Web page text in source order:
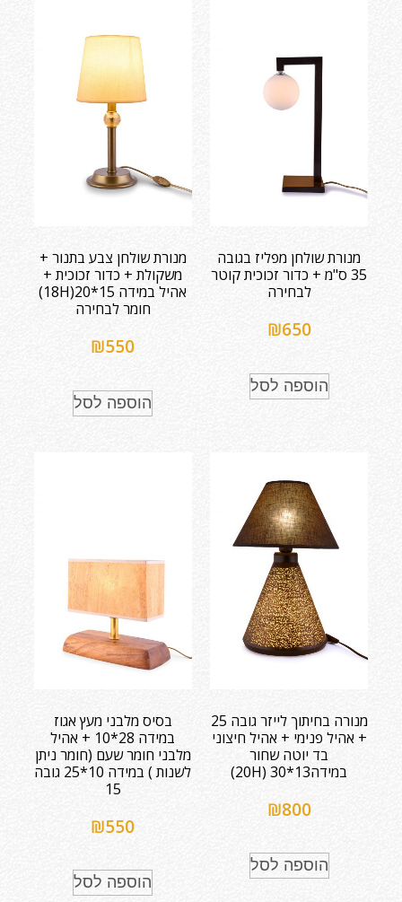
מנורת שולחן מפליז בגובה
35 ס"מ + כדור זכוכית קוטר
לבחירה
₪650
הוספה לסל
מנורת שולחן צבע בתנור +
משקולת + כדור זכוכית +
אהיל במידה 15*20(18H)
חומר לבחירה
₪550
הוספה לסל
מנורה בחיתוך לייזר גובה 25
+ אהיל פנימי + אהיל חיצוני
בד יוטה שחור
במידה13*30 (20H)
₪800
הוספה לסל
בסיס מלבני מעץ אגוז
במידה 28*10 + אהיל
מלבני חומר שעם (חומר ניתן
לשנות ) במידה 10*25 גובה
15
₪550
הוספה לסל